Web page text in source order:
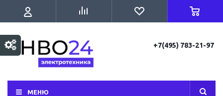
+7(495) 783-21-97
МЕНЮ